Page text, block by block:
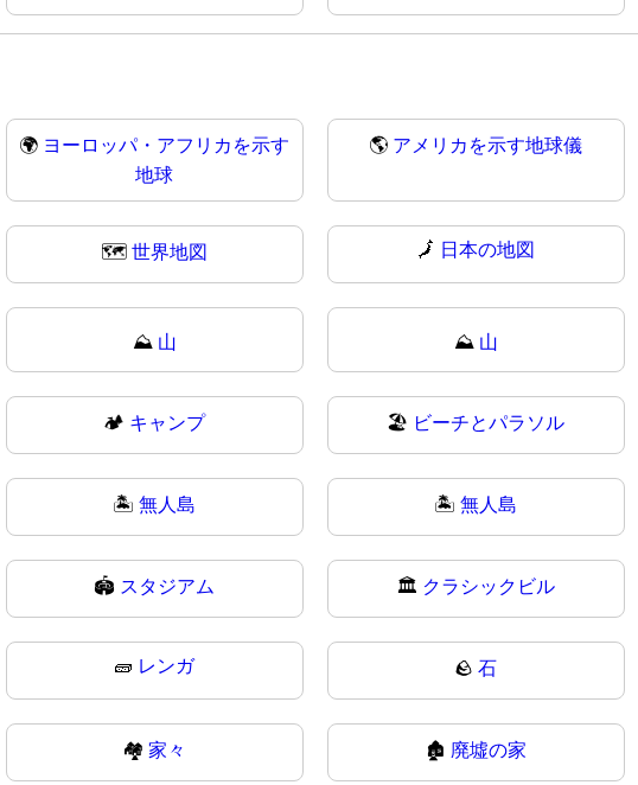
🌍 ヨーロッパ・アフリカを示す
地球
🌎 アメリカを示す地球儀
🗺世界地図 🗾 日本の地図
⛰️ 山 ⛰ 山
🏕 キャンプ 🏖️ ビーチとパラソル
🏝️無人島 🏝無人島
🏟 スタジアム 🏛️ クラシックビル
🧱 レンガ 🪨石
🏘家々 🏚️ 廃墟の家